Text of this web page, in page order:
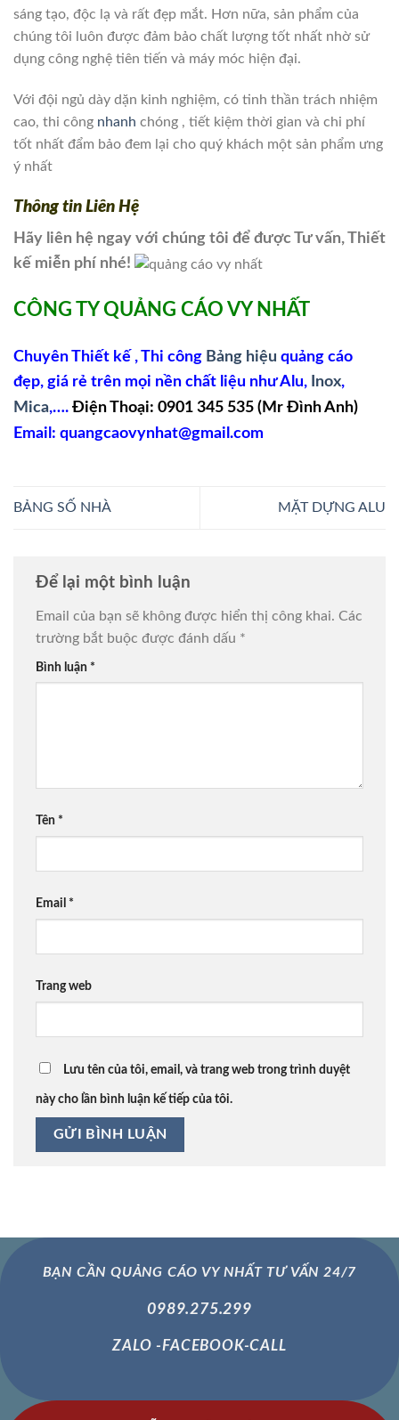
sáng tạo, độc lạ và rất đẹp mắt. Hơn nữa, sản phẩm của
chúng tôi luôn được đảm bảo chất lượng tốt nhất nhờ sử
dụng công nghệ tiên tiến và máy móc hiện đại.
Với đội ngủ dày dặn kinh nghiệm, có tinh thần trách nhiệm
cao, thi công nhanh chóng , tiết kiệm thời gian và chi phí
tốt nhất đẩm bảo đem lại cho quý khách một sản phẩm ưng
ý nhất
Thông tin Liên Hệ
Hãy liên hệ ngay với chúng tôi để được Tư vấn, Thiết
kế miễn phí nhé!
CÔNG TY QUẢNG CÁO VY NHẤT
Chuyên Thiết kế , Thi công Bảng hiệu quảng cáo
đẹp, giá rẻ trên mọi nền chất liệu như Alu, Inox,
Mica,…. Điện Thoại: 0901 345 535 (Mr Đình Anh)
Email: quangcaovynhat@gmail.com
BẢNG SỐ NHÀ MẶT DỰNG ALU
Để lại một bình luận
Email của bạn sẽ không được hiển thị công khai. Các
trường bắt buộc được đánh dấu *
Bình luận *
Tên *
Email *
Trang web
Lưu tên của tôi, email, và trang web trong trình duyệt
này cho lần bình luận kế tiếp của tôi.
BẠN CẦN QUẢNG CÁO VY NHẤT TƯ VẤN 24/7
0989.275.299
ZALO -FACEBOOK-CALL